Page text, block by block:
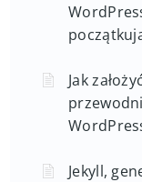
Jak
Jekyll,